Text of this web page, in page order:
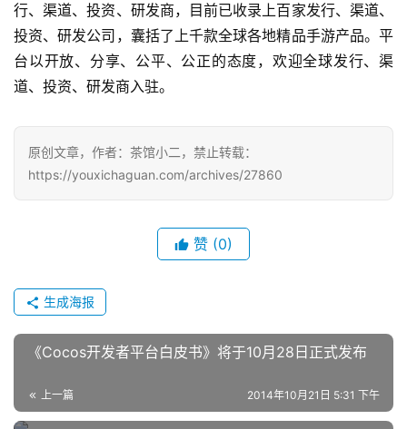
行、渠道、投资、研发商，目前已收录上百家发行、渠道、
投资、研发公司，囊括了上千款全球各地精品手游产品。平
台以开放、分享、公平、公正的态度，欢迎全球发行、渠
道、投资、研发商入驻。
原创文章，作者：茶馆小二，禁止转载：
https://youxichaguan.com/archives/27860
赞 (0)
生成海报
《Cocos开发者平台白皮书》将于10月28日正式发布
上一篇 2014年10月21日 5:31 下午